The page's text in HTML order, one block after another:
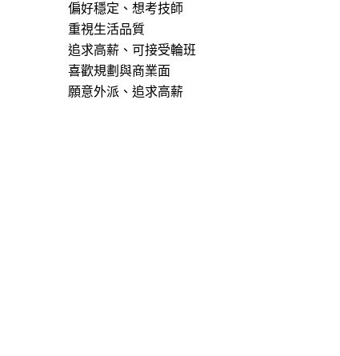
偏好穩定、想考技師
重視生活品質
追求高薪、可接受輪班
喜歡規劃與商業面
願意外派、追求高薪